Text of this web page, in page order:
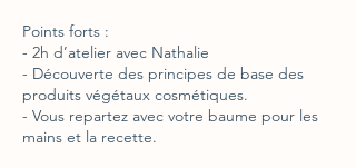
Points forts :
- 2h d’atelier avec Nathalie
- Découverte des principes de base des
produits végétaux cosmétiques.
- Vous repartez avec votre baume pour les
mains et la recette.